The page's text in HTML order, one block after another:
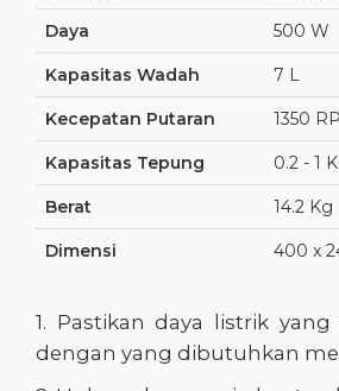
Daya 500 W
Kapasitas Wadah 7 L
Kecepatan Putaran 1350
Kapasitas Tepung 0.2 - 1
Berat 14.2 Kg
Dimensi 400 x
1. Pastikan daya listrik yang
dengan yang dibutuhkan